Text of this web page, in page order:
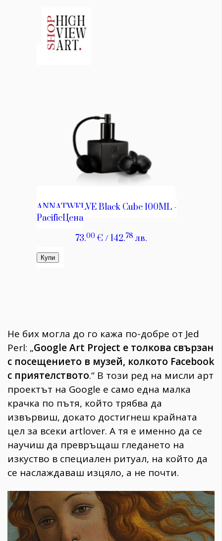
Не бих могла до го кажа по-добре от Jed
Perl: „Google Art Project е толкова свързан
с посещението в музей, колкото Facebook
с приятелството.“ В този ред на мисли арт
проектът на Google е само една малка
крачка по пътя, който трябва да
извървиш, докато достигнеш крайната
цел за всеки artlover. А тя е именно да се
научиш да превръщаш гледането на
изкуство в специален ритуал, на който да
се наслаждаваш изцяло, а не почти.